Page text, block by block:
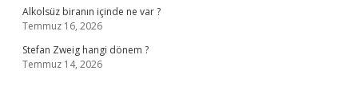
Alkolsüz biranın içinde ne var ?
Temmuz 16, 2026
Stefan Zweig hangi dönem ?
Temmuz 14, 2026